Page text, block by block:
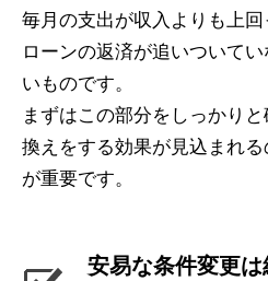
毎月の支出が収入よりも上
ローンの返済が追いついて
いものです。
まずはこの部分をしっかり
換えをする効果が見込まれ
が重要です。
安易な条件変更